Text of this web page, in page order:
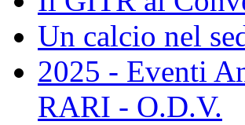
Un calcio nel
2025 - Eventi
RARI - O.D.V.